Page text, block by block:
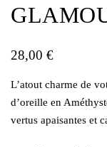
28,00 €
L’atout charme de
d’oreille en
vertus apaisantes et